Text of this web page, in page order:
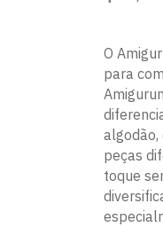
O
para
peças
toque